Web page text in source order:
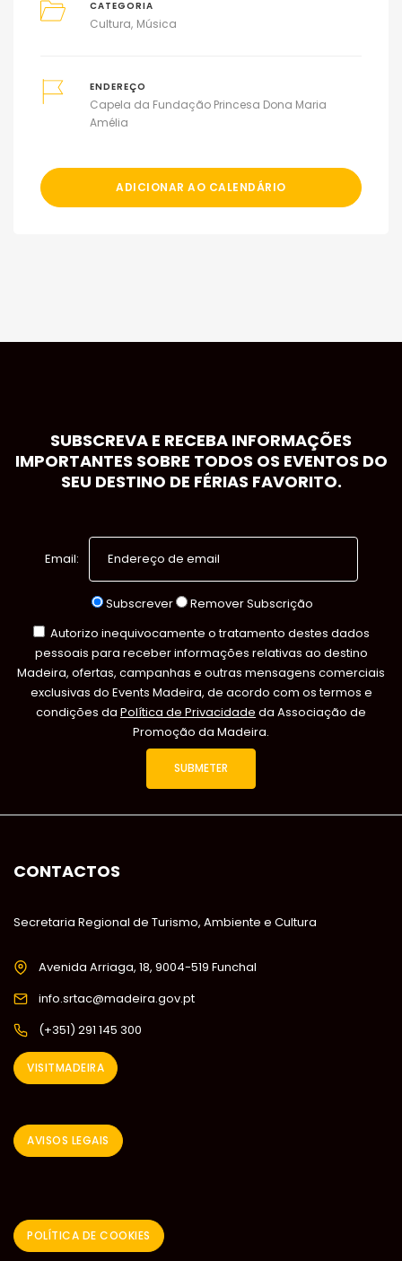
CATEGORIA
Cultura Música
ENDEREÇO
Capela da Fundação Princesa Dona Maria
Amélia
ADICIONAR AO CALENDÁRIO
SUBSCREVA E RECEBA INFORMAÇÕES
IMPORTANTES SOBRE TODOS OS EVENTOS DO
SEU DESTINO DE FÉRIAS FAVORITO.
Email:
Subscrever
Remover Subscrição
Autorizo inequivocamente o tratamento destes dados
pessoais para receber informações relativas ao destino
Madeira, ofertas, campanhas e outras mensagens comerciais
exclusivas do Events Madeira, de acordo com os termos e
condições da Política de Privacidade da Associação de
Promoção da Madeira.
CONTACTOS
Secretaria Regional de Turismo, Ambiente e Cultura
Avenida Arriaga, 18, 9004-519 Funchal
info.srtac@madeira.gov.pt
(+351) 291 145 300
VISITMADEIRA
AVISOS LEGAIS
POLÍTICA DE COOKIES